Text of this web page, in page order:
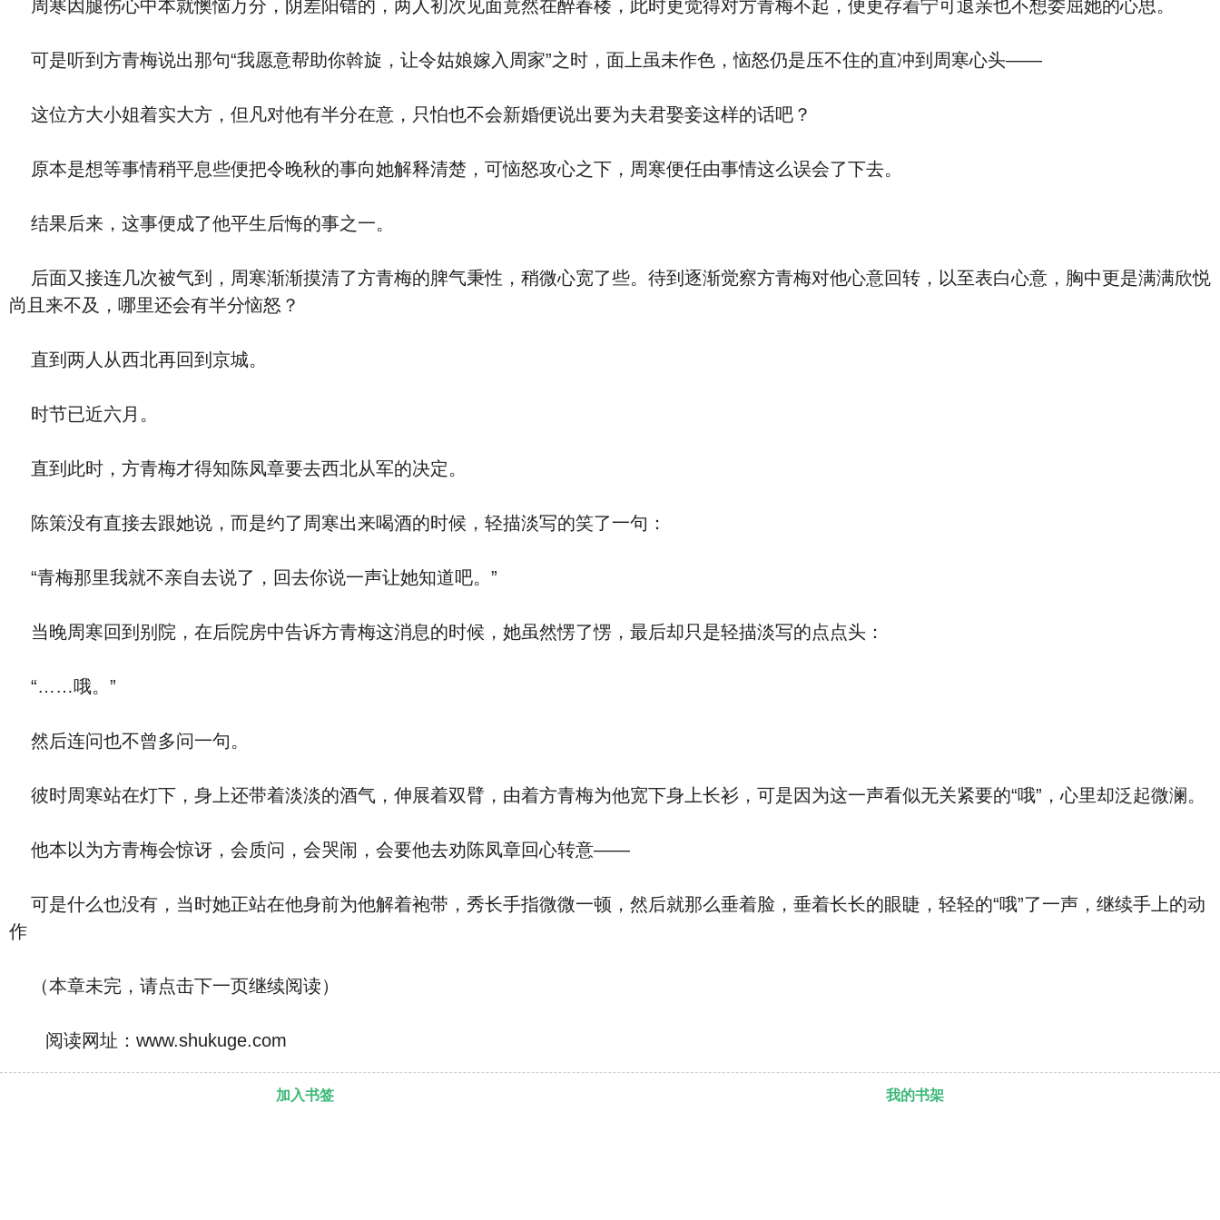
周寒因腿伤心中本就懊恼万分，阴差阳错的，两人初次见面竟然在醉春楼，此时更觉得对方青梅不起，便更存着宁可退亲也不想委屈她的心思。
可是听到方青梅说出那句“我愿意帮助你斡旋，让令姑娘嫁入周家”之时，面上虽未作色，恼怒仍是压不住的直冲到周寒心头——
这位方大小姐着实大方，但凡对他有半分在意，只怕也不会新婚便说出要为夫君娶妾这样的话吧？
原本是想等事情稍平息些便把令晚秋的事向她解释清楚，可恼怒攻心之下，周寒便任由事情这么误会了下去。
结果后来，这事便成了他平生后悔的事之一。
后面又接连几次被气到，周寒渐渐摸清了方青梅的脾气秉性，稍微心宽了些。待到逐渐觉察方青梅对他心意回转，以至表白心意，胸中更是满满欣悦
尚且来不及，哪里还会有半分恼怒？
直到两人从西北再回到京城。
时节已近六月。
直到此时，方青梅才得知陈凤章要去西北从军的决定。
陈策没有直接去跟她说，而是约了周寒出来喝酒的时候，轻描淡写的笑了一句：
“青梅那里我就不亲自去说了，回去你说一声让她知道吧。”
当晚周寒回到别院，在后院房中告诉方青梅这消息的时候，她虽然愣了愣，最后却只是轻描淡写的点点头：
“……哦。”
然后连问也不曾多问一句。
彼时周寒站在灯下，身上还带着淡淡的酒气，伸展着双臂，由着方青梅为他宽下身上长衫，可是因为这一声看似无关紧要的“哦”，心里却泛起微澜。
他本以为方青梅会惊讶，会质问，会哭闹，会要他去劝陈凤章回心转意——
可是什么也没有，当时她正站在他身前为他解着袍带，秀长手指微微一顿，然后就那么垂着脸，垂着长长的眼睫，轻轻的“哦”了一声，继续手上的动
作
（本章未完，请点击下一页继续阅读）
阅读网址：www.shukuge.com
加入书签 我的书架